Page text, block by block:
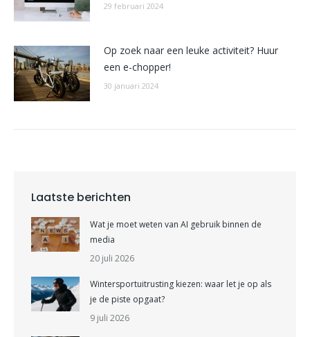
29 februari 2024
Op zoek naar een leuke activiteit? Huur
een e-chopper!
30 januari 2024
Laatste berichten
Wat je moet weten van AI gebruik binnen de
media
20 juli 2026
Wintersportuitrusting kiezen: waar let je op als
je de piste opgaat?
9 juli 2026